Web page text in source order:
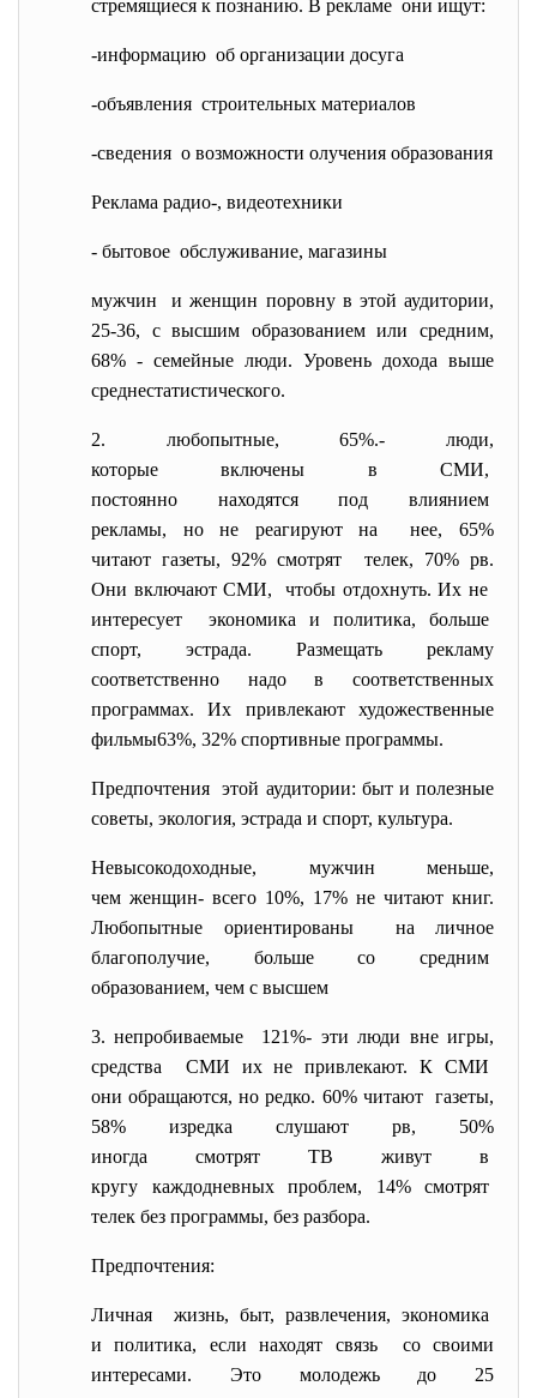
стремящиеся к познанию. В рекламе они ищут:
-информацию об организации досуга
-объявления строительных материалов
-сведения о возможности олучения образования
Реклама радио-, видеотехники
- бытовое обслуживание, магазины
мужчин и женщин поровну в этой аудитории,
25-36, с высшим образованием или средним,
68% - семейные люди. Уровень дохода выше
среднестатистического.
2. любопытные, 65%.- люди,
которые включены в СМИ,
постоянно находятся под влиянием
рекламы, но не реагируют на нее, 65%
читают газеты, 92% смотрят телек, 70% рв.
Они включают СМИ, чтобы отдохнуть. Их не
интересует экономика и политика, больше
спорт, эстрада. Размещать рекламу
соответственно надо в соответственных
программах. Их привлекают художественные
фильмы63%, 32% спортивные программы.
Предпочтения этой аудитории: быт и полезные
советы, экология, эстрада и спорт, культура.
Невысокодоходные, мужчин меньше,
чем женщин- всего 10%, 17% не читают книг.
Любопытные ориентированы на личное
благополучие, больше со средним
образованием, чем с высшем
3. непробиваемые 121%- эти люди вне игры,
средства СМИ их не привлекают. К СМИ
они обращаются, но редко. 60% читают газеты,
58% изредка слушают рв, 50%
иногда смотрят ТВ живут в
кругу каждодневных проблем, 14% смотрят
телек без программы, без разбора.
Предпочтения:
Личная жизнь, быт, развлечения, экономика
и политика, если находят связь со своими
интересами. Это молодежь до 25